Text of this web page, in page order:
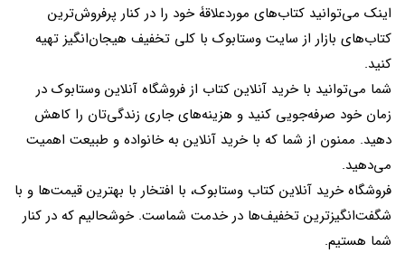
اینک می‌توانید کتاب‌های موردعلاقۀ خود را در کنار پرفروش‌ترین
کتاب‌های بازار از سایت وستابوک با کلی تخفیف هیجان‌انگیز تهیه
کنید.
شما می‌توانید با خرید آنلاین کتاب از فروشگاه آنلاین وستابوک در
زمان خود صرفه‌جویی کنید و هزینه‌های جاری زندگی‌تان را کاهش
دهید. ممنون از شما که با خرید آنلاین به خانواده و طبیعت اهمیت
می‌دهید.
فروشگاه خرید آنلاین کتاب وستابوک، با افتخار با بهترین قیمت‌ها و با
شگفت‌انگیزترین تخفیف‌ها در خدمت شماست. خوشحالیم که در کنار
شما هستیم.